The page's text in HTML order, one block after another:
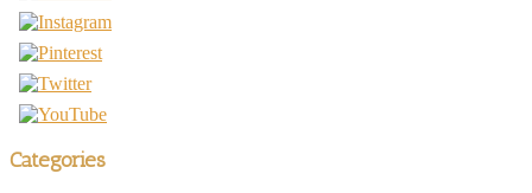
Categories